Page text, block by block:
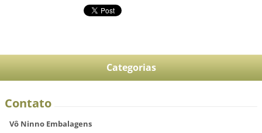
Categorias
Contato
Vô Ninno Embalagens